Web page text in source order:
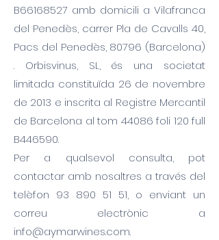
B66168527 amb domicili a Vilafranca
del Penedès, carrer Pla de Cavalls 40,
Pacs del Penedès, 80796 (Barcelona)
. Orbisvinus, SL, és una societat
limitada constituïda 26 de novembre
de 2013 e inscrita al Registre Mercantil
de Barcelona al tom 44086 foli 120 full
B446590.
Per a qualsevol consulta, pot
contactar amb nosaltres a través del
telèfon 93 890 51 51, o enviant un
correu electrònic a
info@aymarwines.com.